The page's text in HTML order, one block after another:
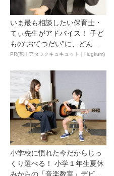
いま最も相談したい保育士・
てぃ先生がアドバイス！ 子ど
もの“おてつだい”に、どん...
PR(花王アタックキュキュット｜Hugkum)
小学校に慣れた今だからじっ
くり選べる！ 小学１年生夏休
みからの「音楽教室」デビ